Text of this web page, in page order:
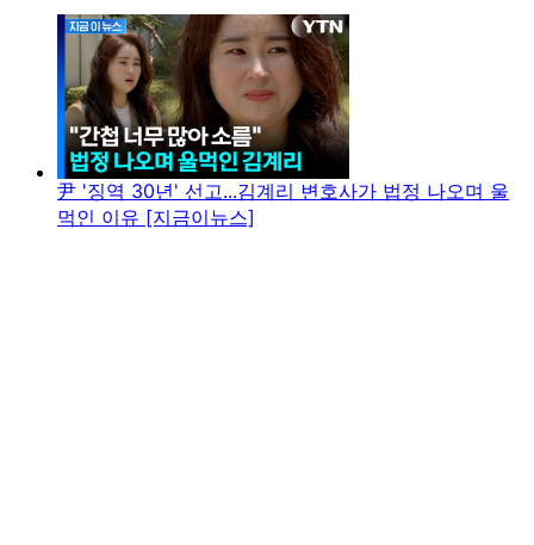
尹 '징역 30년' 선고...김계리 변호사가 법정 나오며 울
먹인 이유 [지금이뉴스]